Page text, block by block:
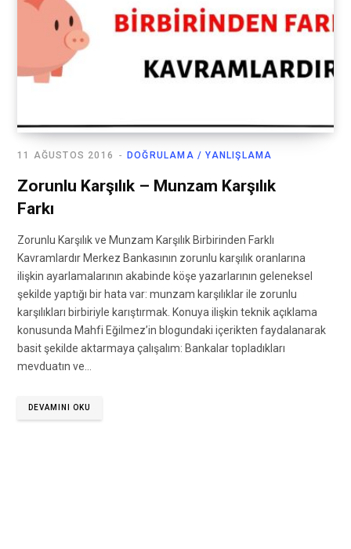
DOĞRULAMA / YANLIŞLAMA
11 AĞUSTOS 2016
Zorunlu Karşılık – Munzam Karşılık
Farkı
Zorunlu Karşılık ve Munzam Karşılık Birbirinden Farklı
Kavramlardır Merkez Bankasının zorunlu karşılık oranlarına
ilişkin ayarlamalarının akabinde köşe yazarlarının geleneksel
şekilde yaptığı bir hata var: munzam karşılıklar ile zorunlu
karşılıkları birbiriyle karıştırmak. Konuya ilişkin teknik açıklama
konusunda Mahfi Eğilmez’in blogundaki içerikten faydalanarak
basit şekilde aktarmaya çalışalım: Bankalar topladıkları
mevduatın ve…
DEVAMINI OKU